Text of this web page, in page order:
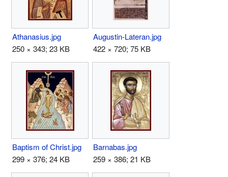
Athanasius.jpg
250 × 343; 23 KB
Augustin-Lateran.jpg
422 × 720; 75 KB
Baptism of Christ.jpg
299 × 376; 24 KB
Barnabas.jpg
259 × 386; 21 KB